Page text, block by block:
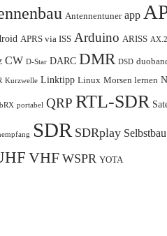
Antennentuner app
APRS via ISS Arduino ARISS
CW D-Star DARC DMR DSD
Kurzwelle Linktipp Linux Morsen lernen
portabel QRP RTL-SDR
SDR SDRplay Selbstbau
VHF WSPR YOTA